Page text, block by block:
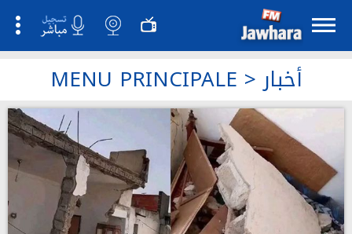
MENU PRINCIPALE >أخبار